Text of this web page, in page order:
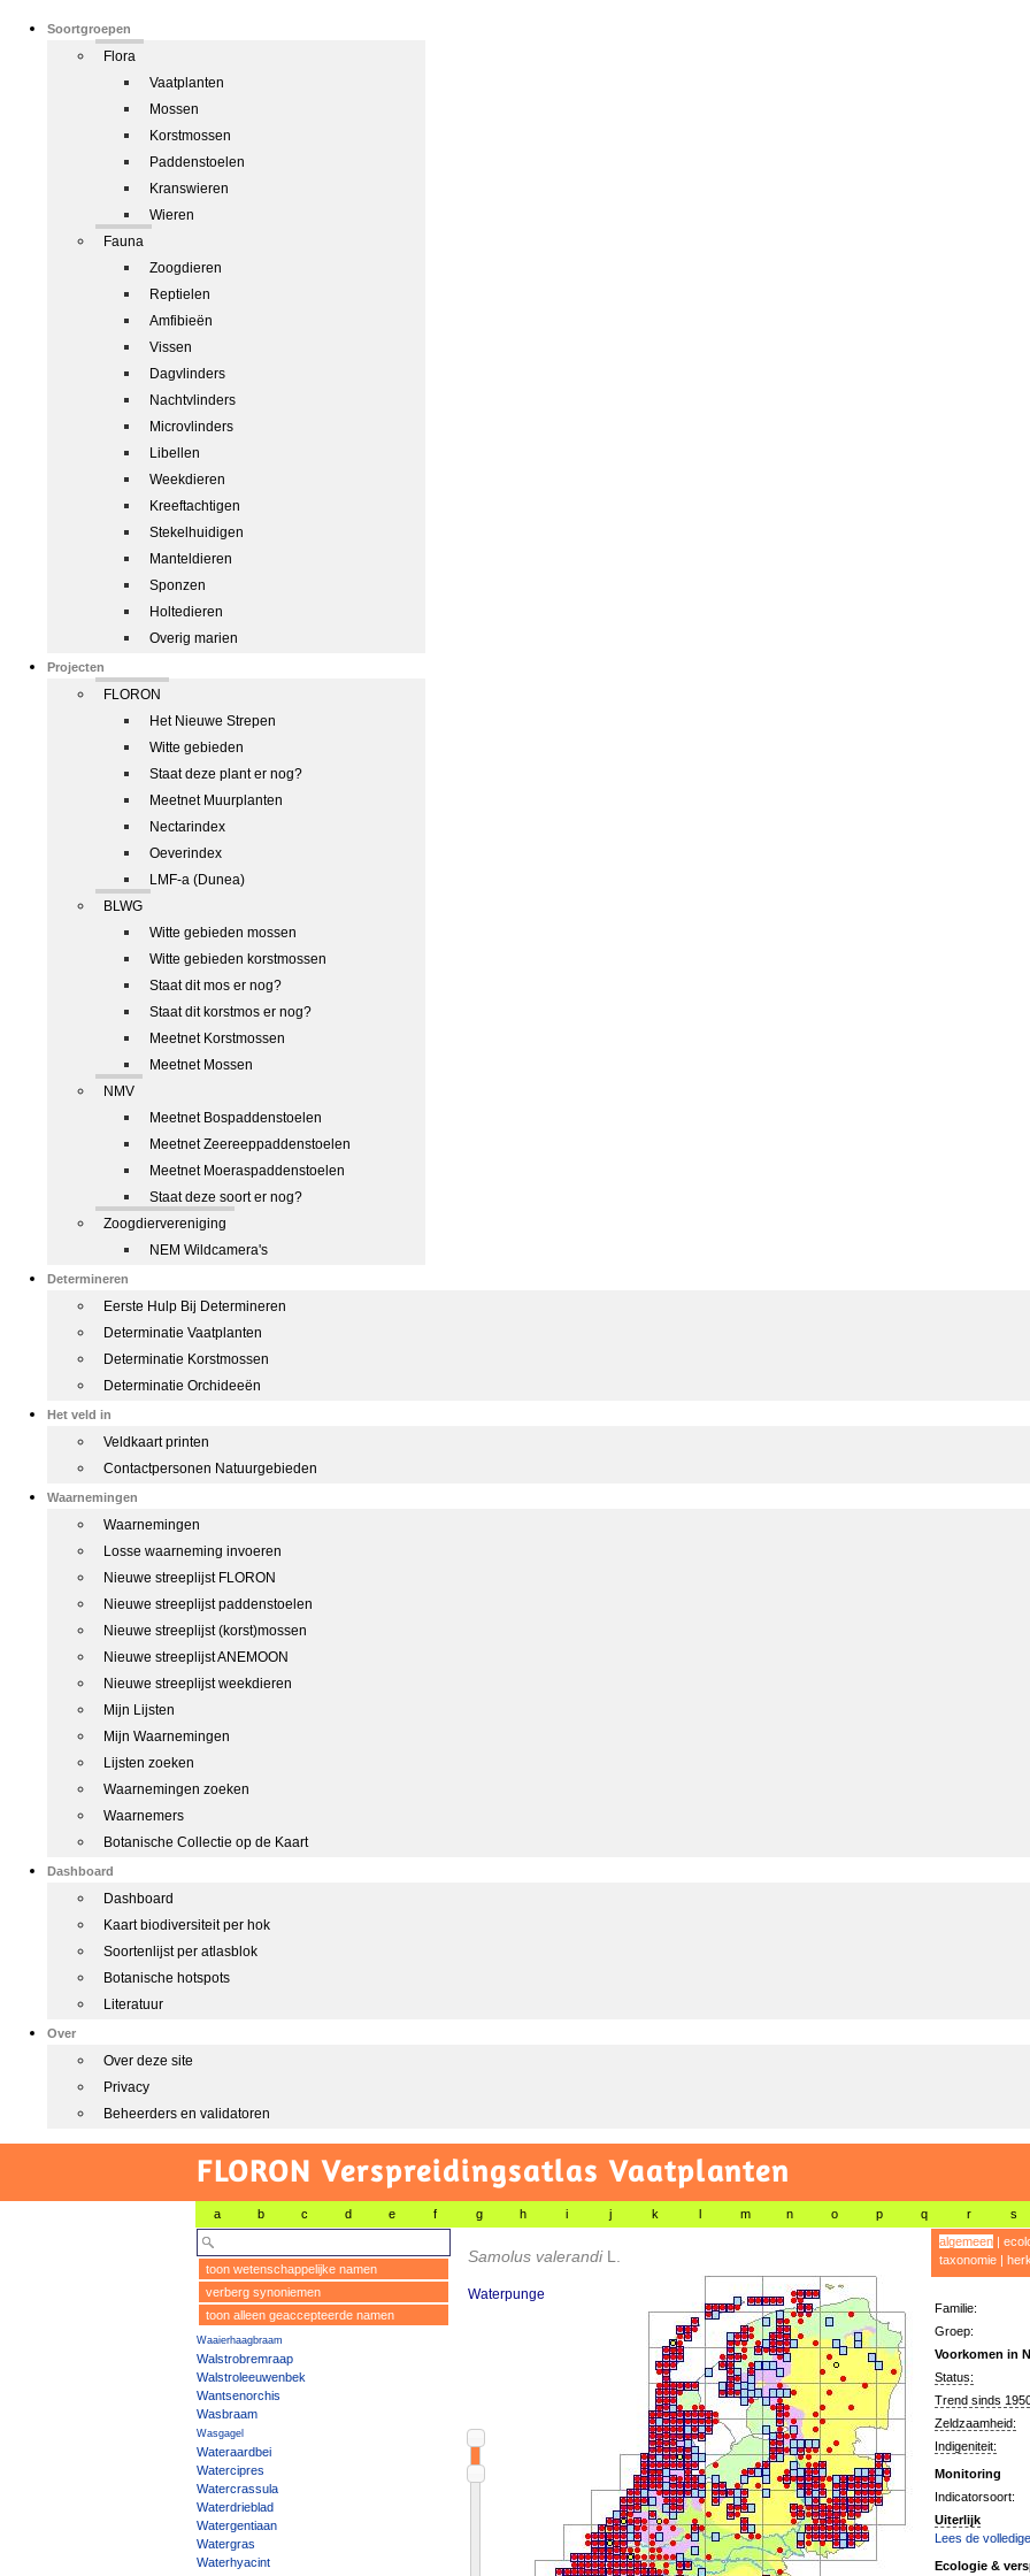
Soortgroepen
Flora
Vaatplanten
Mossen
Korstmossen
Paddenstoelen
Kranswieren
Wieren
Fauna
Zoogdieren
Reptielen
Amfibieën
Vissen
Dagvlinders
Nachtvlinders
Microvlinders
Libellen
Weekdieren
Kreeftachtigen
Stekelhuidigen
Manteldieren
Sponzen
Holtedieren
Overig marien
Projecten
FLORON
Het Nieuwe Strepen
Witte gebieden
Staat deze plant er nog?
Meetnet Muurplanten
Nectarindex
Oeverindex
LMF-a (Dunea)
BLWG
Witte gebieden mossen
Witte gebieden korstmossen
Staat dit mos er nog?
Staat dit korstmos er nog?
Meetnet Korstmossen
Meetnet Mossen
NMV
Meetnet Bospaddenstoelen
Meetnet Zeereeppaddenstoelen
Meetnet Moeraspaddenstoelen
Staat deze soort er nog?
Zoogdiervereniging
NEM Wildcamera's
Determineren
Eerste Hulp Bij Determineren
Determinatie Vaatplanten
Determinatie Korstmossen
Determinatie Orchideeën
Het veld in
Veldkaart printen
Contactpersonen Natuurgebieden
Waarnemingen
Waarnemingen
Losse waarneming invoeren
Nieuwe streeplijst FLORON
Nieuwe streeplijst paddenstoelen
Nieuwe streeplijst (korst)mossen
Nieuwe streeplijst ANEMOON
Nieuwe streeplijst weekdieren
Mijn Lijsten
Mijn Waarnemingen
Lijsten zoeken
Waarnemingen zoeken
Waarnemers
Botanische Collectie op de Kaart
Dashboard
Dashboard
Kaart biodiversiteit per hok
Soortenlijst per atlasblok
Botanische hotspots
Literatuur
Over
Over deze site
Privacy
Beheerders en validatoren
FLORON Verspreidingsatlas Vaatplanten
a b c d e f g h i j k l m n o p q r s
toon wetenschappelijke namen
verberg synoniemen
toon alleen geaccepteerde namen
Waaierhaagbraam
Walstrobremraap
Walstroleeuwenbek
Wantsenorchis
Wasbraam
Wasgagel
Wateraardbei
Watercipres
Watercrassula
Waterdrieblad
Watergentiaan
Watergras
Waterhyacint
Samolus valerandi L.
Waterpunge
algemeen|
taxonomie|
Familie:
Groep:
Voorkomen in
Status:
Trend sinds
Zeldzaamheid:
Indigeniteit:
Monitoring
Indicatorsoort:
Uiterlijk
Lees de
Ecologie &